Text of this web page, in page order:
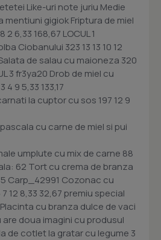
Like-uri note juriu Medie
gigiok Friptura de miel
6,33 168,67 LOCUL 1
Ciobanului 323 13 13 10 12
de salau cu maioneza 320
3 fr3ya20 Drob de miel cu
9 5,33 133,17
la cuptor cu sos 197 12 9
cu carne de miel si pui
umplute cu mix de carne 88
62 Tort cu crema de branza
Carp_42991 Cozonac cu
12 8,33 32,67 premiu special
cu branza dulce de vaci
are doua imagini cu produsul
de cotlet la gratar cu legume 3